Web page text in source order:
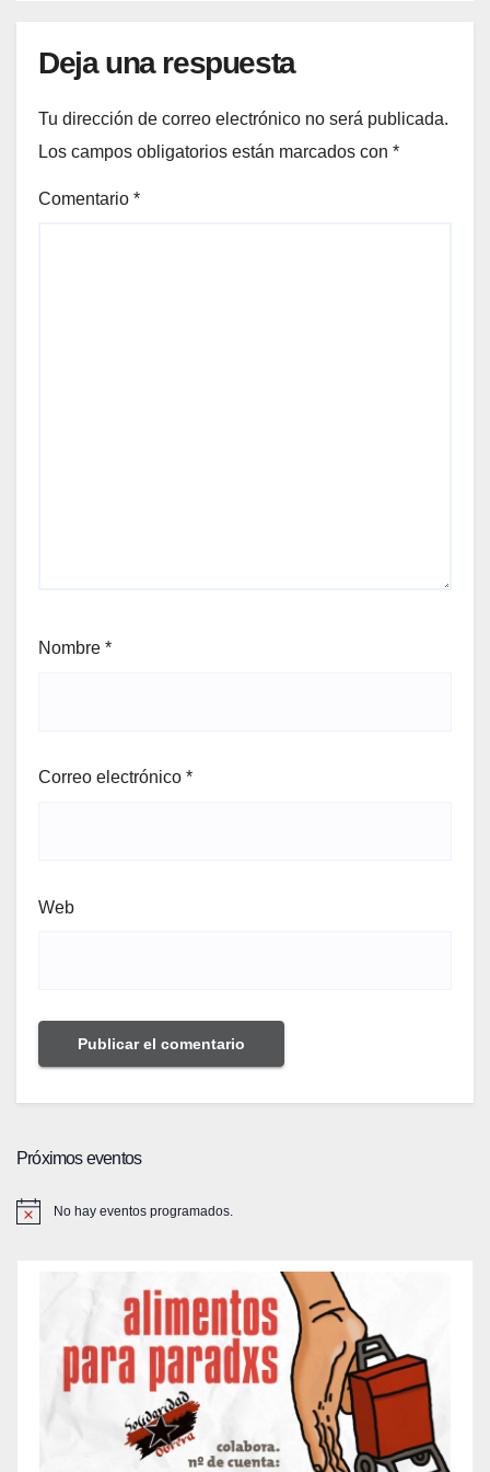
Deja una respuesta
Tu dirección de correo electrónico no será publicada.
Los campos obligatorios están marcados con *
Comentario *
Nombre *
Correo electrónico *
Web
Próximos eventos
No hay eventos programados.